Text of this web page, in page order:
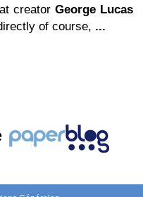
creator George Lucas
of course, ...